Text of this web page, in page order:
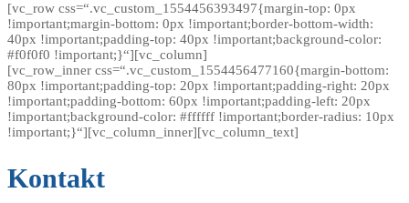
[vc_row css=“.vc_custom_1554456393497{margin-top: 0px
!important;margin-bottom: 0px !important;border-bottom-width:
40px !important;padding-top: 40px !important;background-color:
#f0f0f0 !important;}“][vc_column]
[vc_row_inner css=“.vc_custom_1554456477160{margin-bottom:
80px !important;padding-top: 20px !important;padding-right: 20px
!important;padding-bottom: 60px !important;padding-left: 20px
!important;background-color: #ffffff !important;border-radius: 10px
!important;}“][vc_column_inner][vc_column_text]
Kontakt